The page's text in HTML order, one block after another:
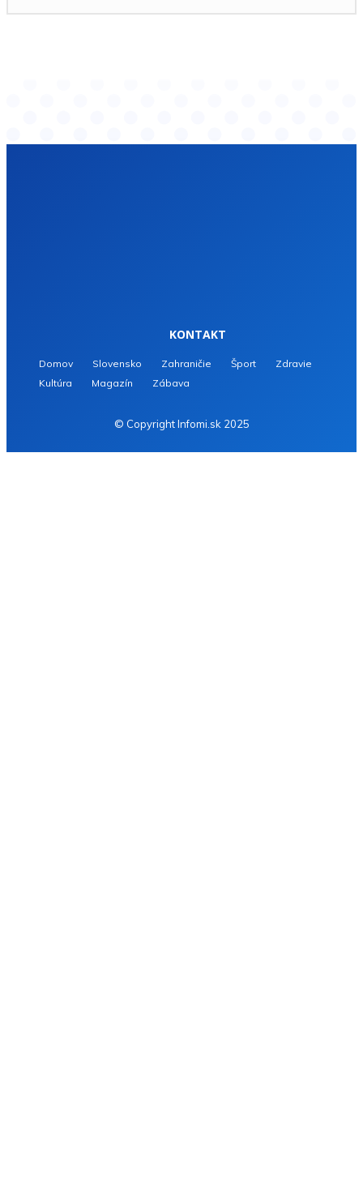
KONTAKT
Domov Slovensko Zahraničie Šport
Zdravie
Kultúra
Magazín Zábava
© Copyright Infomi.sk 2025